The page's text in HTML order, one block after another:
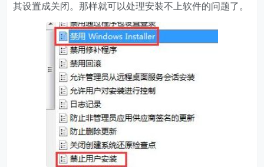
其设置成关闭。那样就可以处理安装不上软件的问题了。